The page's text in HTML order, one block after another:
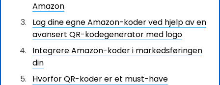
Amazon
Lag dine egne Amazon-koder ved hjelp av en
avansert QR-kodegenerator med logo
Integrere Amazon-koder i markedsføringen
din
Hvorfor QR-koder er et must-have